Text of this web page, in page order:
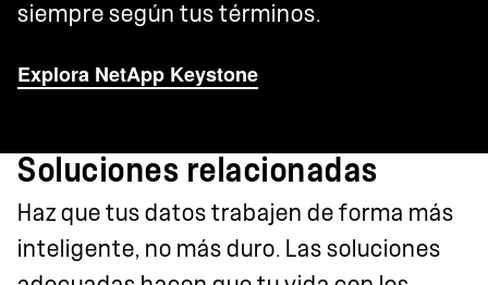
siempre según tus términos.
Explora NetApp Keystone
Soluciones relacionadas
Haz que tus datos trabajen de forma más
inteligente, no más duro. Las soluciones